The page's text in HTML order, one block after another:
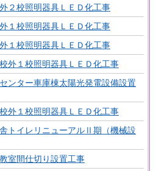
２校照明器具ＬＥＤ化工事
１校照明器具ＬＥＤ化工事
１校照明器具ＬＥＤ化工事
外１校照明器具ＬＥＤ化工事
ンター車庫棟太陽光発電設備設置
外１校照明器具ＬＥＤ化工事
トイレリニューアルⅡ期（機械設
室間仕切り設置工事